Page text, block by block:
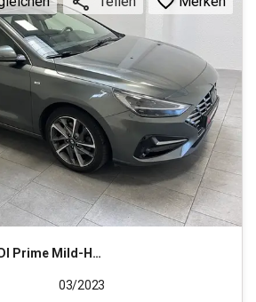
Hybrid (EURO 6d)(OPF)
03/2023